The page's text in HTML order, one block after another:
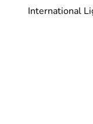
International